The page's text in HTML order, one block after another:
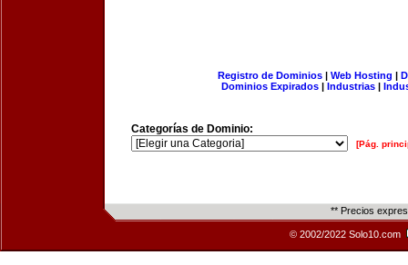
Registro de Dominios| Web Hosting |
Dominios Expirados | Industrias |
Categorías de Dominio:
[Pág.
** Precios
© 2002/2022 Solo10.com